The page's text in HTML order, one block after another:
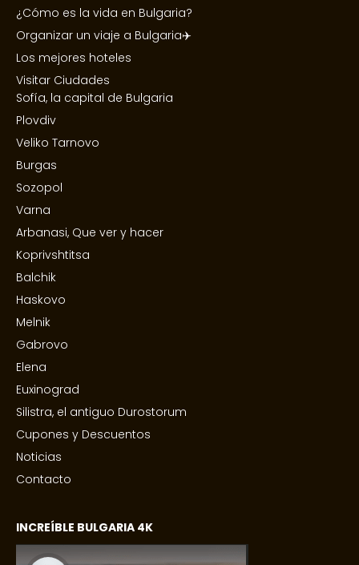
¿Cómo es la vida en Bulgaria?
Organizar un viaje a Bulgaria✈️
Los mejores hoteles
Visitar Ciudades
Sofía, la capital de Bulgaria
Plovdiv
Veliko Tarnovo
Burgas
Sozopol
Varna
Arbanasi, Que ver y hacer
Koprivshtitsa
Balchik
Haskovo
Melnik
Gabrovo
Elena
Euxinograd
Silistra, el antiguo Durostorum
Cupones y Descuentos
Noticias
Contacto
INCREÍBLE BULGARIA 4K